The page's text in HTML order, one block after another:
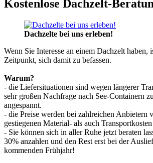
Kostenlose Dachzelt-
Dachzelte bei uns erleben!
Wenn Sie Interesse an einem Dachzelt haben,
Zeitpunkt, sich damit zu befassen.
Warum?
- die Liefersituationen sind wegen längerer
sehr großen Nachfrage nach See-Containern
angespannt.
- die Preise werden bei zahlreichen Anbietern
gestiegenen Material- als auch
- Sie können sich in aller Ruhe jetzt beraten
30% anzahlen und den Rest erst bei der
kommenden Frühjahr!